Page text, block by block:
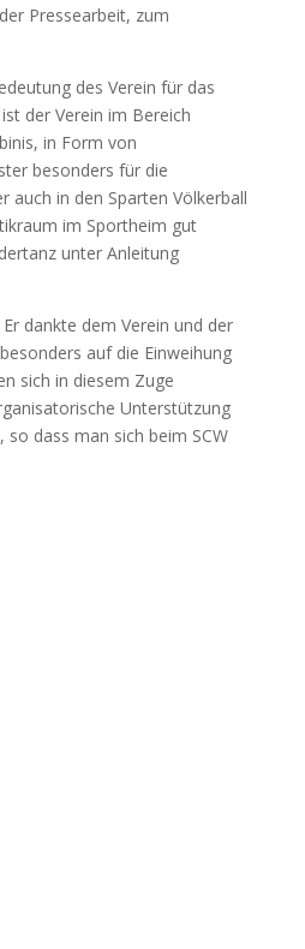
Pressearbeit, zum
des Verein für das
der Verein im Bereich
in Form von
besonders für die
auch in den Sparten Völkerball
im Sportheim gut
unter Anleitung
dankte dem Verein und der
auf die Einweihung
sich in diesem Zuge
Unterstützung
dass man sich beim SCW